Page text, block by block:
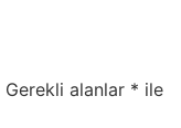
Gerekli alanlar * ile